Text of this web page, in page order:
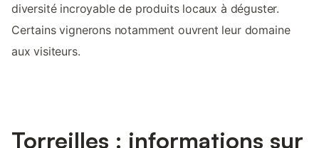
diversité incroyable de produits locaux à déguster.
Certains vignerons notamment ouvrent leur domaine
aux visiteurs.
Torreilles : informations sur